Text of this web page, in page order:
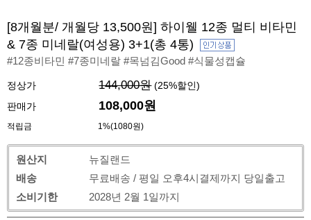
[8개월분/ 개월당 13,500원] 하이웰 12종 멀티 비타민
& 7종 미네랄(여성용) 3+1(총 4통)
#12종비타민 #7종미네랄 #목넘김Good #식물성캡슐
정상가 144,000원 (25%할인)
판매가
108,000원
적립금 1%(1080원)
원산지
뉴질랜드
배송
무료배송 / 평일 오후4시결제까지 당일출고
소비기한
2028년 2월 1일까지